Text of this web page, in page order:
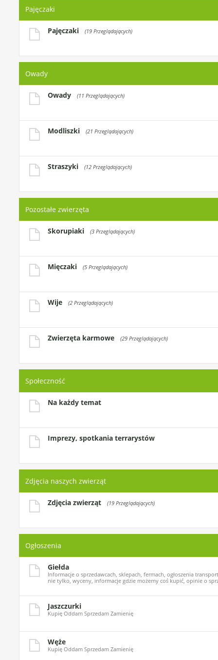
Pajęczaki
Pajęczaki (19 Przeglądających)
Owady
Owady (11 Przeglądających)
Modliszki (21 Przeglądających)
Straszyki (12 Przeglądających)
Pozostałe zwierzęta
Skorupiaki (3 Przeglądających)
Mięczaki (5 Przeglądających)
Wije (2 Przeglądających)
Zwierzęta karmowe (29 Przeglądających)
Społeczność
Na każdy temat
Imprezy, spotkania terrarystów
Zdjęcia naszych zwierząt
Zdjęcia zwierząt (19 Przeglądających)
Ogłoszenia
Giełda
Informacje o sprzedawcach, sklepach, fermach, ogłoszenia
nie tylko, wyceny, informacje gdzie możemy coś kupić, opinie o
Jaszczurki
Kupię Oddam Sprzedam Zamienię
Węże
Kupię Oddam Sprzedam Zamienię